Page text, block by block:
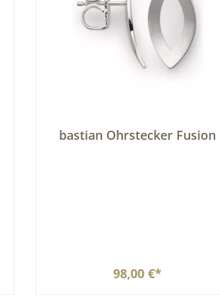
bastian Ohrstecker Fusion
98,00 €*